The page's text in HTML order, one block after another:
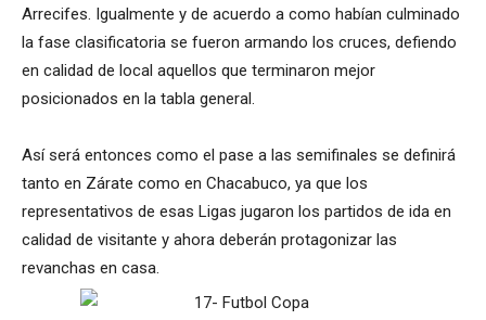
Arrecifes. Igualmente y de acuerdo a como habían culminado
la fase clasificatoria se fueron armando los cruces, defiendo
en calidad de local aquellos que terminaron mejor
posicionados en la tabla general.
Así será entonces como el pase a las semifinales se definirá
tanto en Zárate como en Chacabuco, ya que los
representativos de esas Ligas jugaron los partidos de ida en
calidad de visitante y ahora deberán protagonizar las
revanchas en casa.